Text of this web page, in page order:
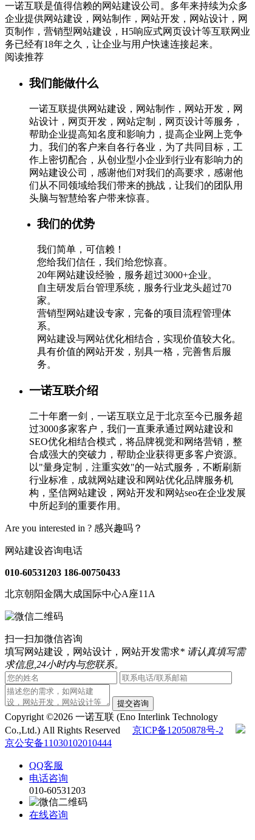
一诺互联是值得信赖的网站建设公司。多年来持续为众多
企业提供网站建设，网站制作，网站开发，网站设计，网
页制作，营销型网站建设，H5响应式网页设计等互联网业
务已经有18年之久，让企业与用户快速连接起来。
阅读推荐
我们能做什么
一诺互联提供网站建设，网站制作，网站开发，网
站设计，网页开发，网站定制，网页设计等服务，
帮助企业提高知名度和影响力，提高企业网上竞争
力。我们的客户来自各行各业，为了共同目标，工
作上密切配合，从创业型小企业到行业有影响力的
网站建设公司，感谢他们对我们的高要求，感谢他
们从不同领域给我们带来的挑战，让我们的团队用
头脑与智慧给客户带来惊喜。
我们的优势
我们简单，可信赖！
您给我们信任，我们给您惊喜。
20年网站建设经验，服务超过3000+企业。
自主研发后台管理系统，服务行业龙头超过70
家。
营销型网站建设专家，完备的项目流程管理体
系。
网站建设与网站优化相结合，实现价值较大化。
具有价值的网站开发，别具一格，完善售后服
务。
一诺互联介绍
二十年磨一剑，一诺互联立足于北京至今已服务超
过3000多家客户，我们一直秉承通过网站建设和
SEO优化相结合模式，将品牌视觉和网络营销，整
合成强大的突破力，帮助企业获得更多客户资源。
以"量身定制，注重实效"的一站式服务，不断刷新
行业标准，成就网站建设和网站优化品牌服务机
构，坚信网站建设，网站开发和网站seo在企业发展
中所起到的重要作用。
Are you interested in ? 感兴趣吗？
网站建设咨询电话
010-60531203 186-00750433
北京朝阳金隅大成国际中心A座11A
扫一扫加微信咨询
填写网站建设，网站设计，网站开发需求* 请认真填写需
求信息,24小时内与您联系。
提交咨询
Copyright ©2026 一诺互联 (Eno Interlink Technology
Co.,Ltd.) All Rights Reserved 京ICP备12050878号-2
京公安备11030102010444
QQ客服
电话咨询
010-60531203
在线咨询